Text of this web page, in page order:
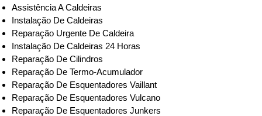
Assistência A Caldeiras
Instalação De Caldeiras
Reparação Urgente De Caldeira
Instalação De Caldeiras 24 Horas
Reparação De Cilindros
Reparação De Termo-Acumulador
Reparação De Esquentadores Vaillant
Reparação De Esquentadores Vulcano
Reparação De Esquentadores Junkers